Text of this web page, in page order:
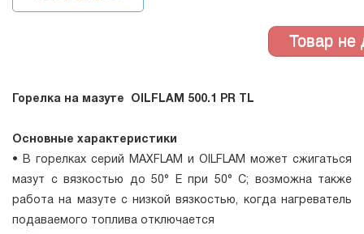
Горелка на мазуте OILFLAM 500.1 PR TL
Основные характеристики
• В горелках серий MAXFLAM и OILFLAM может сжигаться
мазут с вязкостью до 50° E при 50° C; возможна также
работа на мазуте с низкой вязкостью, когда нагреватель
подаваемого топлива отключается